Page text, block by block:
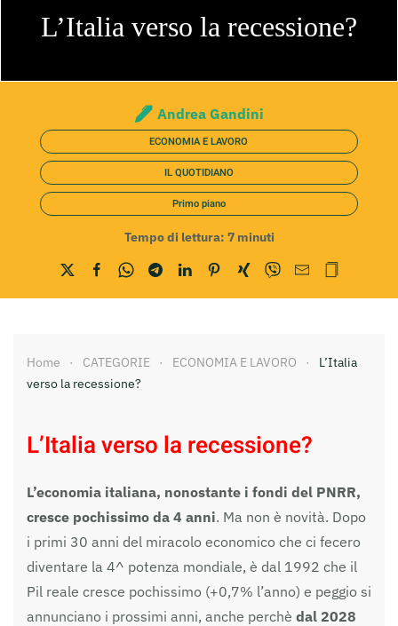
L’Italia verso la recessione?
Andrea Gandini
ECONOMIA E LAVORO
IL QUOTIDIANO
Primo piano
Tempo di lettura: 7 minuti
Home CATEGORIE ECONOMIA E LAVORO
L’Italia
verso la recessione?
L’Italia verso la recessione?
L’economia italiana, nonostante i fondi del PNRR,
cresce pochissimo da 4 anni. Ma non è novità. Dopo
i primi 30 anni del miracolo economico che ci fecero
diventare la 4^ potenza mondiale, è dal 1992 che il
Pil reale cresce pochissimo (+0,7% l’anno) e peggio si
annunciano i prossimi anni, anche perchè dal 2028